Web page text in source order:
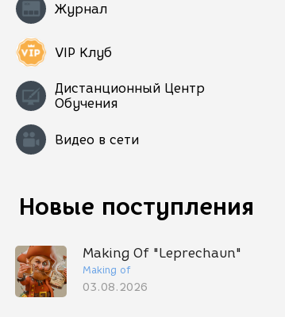
Журнал
VIP Клуб
Дистанционный Центр
Обучения
Видео в сети
Новые поступления
Making Of "Leprechaun"
Making of
03.08.2026